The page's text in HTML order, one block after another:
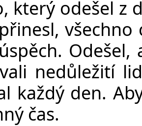
který odešel z
nedůležití
každý den.
čas.